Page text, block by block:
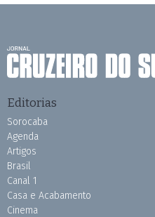
Editorias
Sorocaba
Agenda
Artigos
Brasil
Canal 1
Casa e Acabamento
Cinema